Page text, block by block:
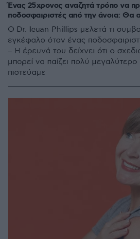
Ένας 25χρονος αναζητά τρόπο να
ποδοσφαιριστές από την άνοια: Θα
Ο Dr. Ieuan Phillips μελετά τι
εγκέφαλο όταν ένας
– Η έρευνά του δείχνει ότι ο
μπορεί να παίζει πολύ
πιστεύαμε